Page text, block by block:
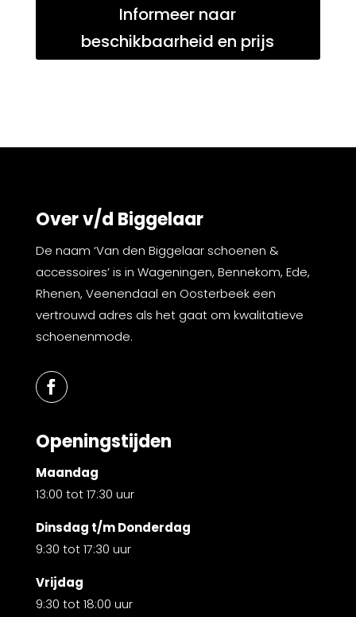
Informeer naar
beschikbaarheid en prijs
Over v/d Biggelaar
De naam ‘Van den Biggelaar schoenen &
accessoires’ is in Wageningen, Bennekom, Ede,
Rhenen, Veenendaal en Oosterbeek een
vertrouwd adres als het gaat om kwalitatieve
schoenenmode.
Openingstijden
Maandag
13:00 tot 17:30 uur
Dinsdag t/m Donderdag
9:30 tot 17:30 uur
Vrijdag
9:30 tot 18:00 uur